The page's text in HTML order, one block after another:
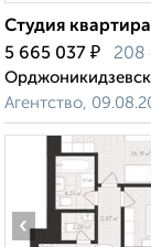
Студия
5 665 037 ₽ 208
Агентство,
‹